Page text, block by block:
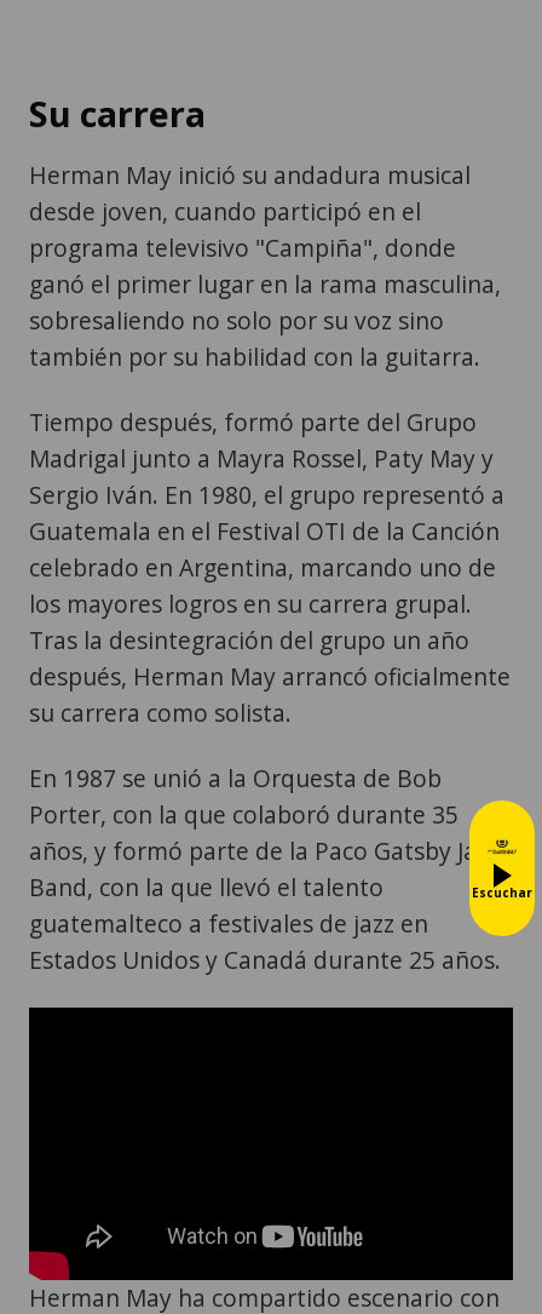
Su carrera
Herman May inició su andadura musical
desde joven, cuando participó en el
programa televisivo "Campiña", donde
ganó el primer lugar en la rama masculina,
sobresaliendo no solo por su voz sino
también por su habilidad con la guitarra.
Tiempo después, formó parte del Grupo
Madrigal junto a Mayra Rossel, Paty May y
Sergio Iván. En 1980, el grupo representó a
Guatemala en el Festival OTI de la Canción
celebrado en Argentina, marcando uno de
los mayores logros en su carrera grupal.
Tras la desintegración del grupo un año
después, Herman May arrancó oficialmente
su carrera como solista.
En 1987 se unió a la Orquesta de Bob
Porter, con la que colaboró durante 35
años, y formó parte de la Paco Gatsby Jazz
Band, con la que llevó el talento
guatemalteco a festivales de jazz en
Estados Unidos y Canadá durante 25 años.
Herman May ha compartido escenario con
Escuchar